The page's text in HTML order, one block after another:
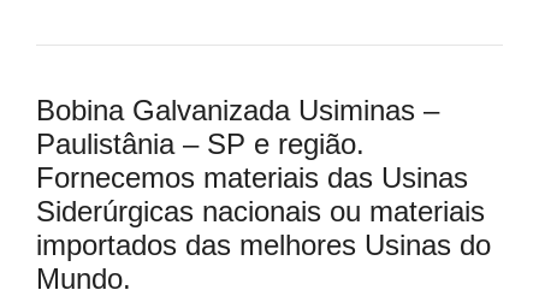
Bobina Galvanizada Usiminas –
Paulistânia – SP e região.
Fornecemos materiais das Usinas
Siderúrgicas nacionais ou materiais
importados das melhores Usinas do
Mundo.